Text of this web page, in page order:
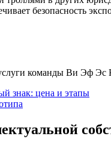
безопасность
команды Ви Эф Эс
знак: цена и этапы